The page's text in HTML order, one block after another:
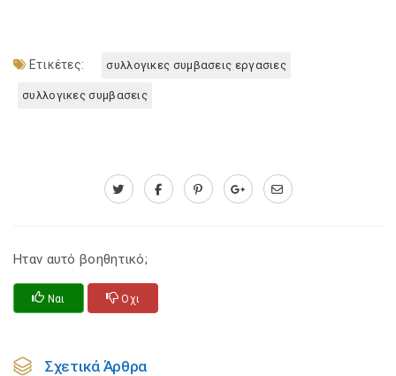
Ετικέτες: συλλογικες συμβασεις εργασιες
συλλογικες συμβασεις
Ηταν αυτό βοηθητικό;
Ναι Οχι
Σχετικά Άρθρα